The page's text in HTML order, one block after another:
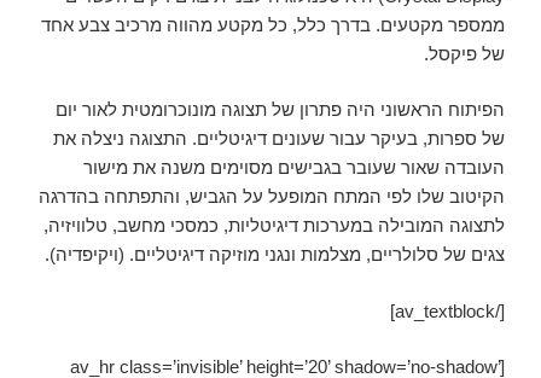
ממספר מקטעים. בדרך כלל, כל מקטע מהווה מרכיב צבע אחד
של פיקסל.
הפיתוח הראשוני היה פתרון של תצוגה מונוכרומטית לאור יום
של ספרות, בעיקר עבור שעונים דיגיטליים. התצוגה ניצלה את
העובדה שאור שעובר בגבישים מסוימים משנה את מישור
הקיטוב שלו לפי המתח המופעל על הגביש, והתפתחה בהדרגה
לתצוגה המובילה במערכות דיגיטליות, כמסכי מחשב, טלוויזיה,
צגים של סלולריים, מצלמות ונגני מוזיקה דיגיטליים. (ויקיפדיה).
[/av_textblock]
[av_hr class=’invisible’ height=’20’ shadow=’no-shadow’